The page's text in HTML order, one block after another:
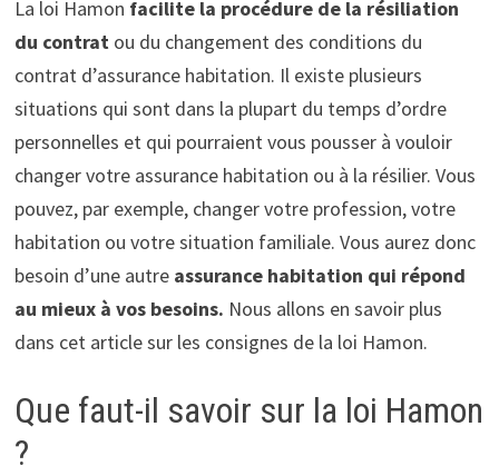
La loi Hamon facilite la procédure de la résiliation
du contratou du changement des conditions du
contrat d’assurance habitation. Il existe plusieurs
situations qui sont dans la plupart du temps d’ordre
personnelles et qui pourraient vous pousser à vouloir
changer votre assurance habitation ou à la résilier. Vous
pouvez, par exemple, changer votre profession, votre
habitation ou votre situation familiale. Vous aurez donc
besoin d’une autre assurance habitation qui répond
au mieux à vos besoins. Nous allons en savoir plus
dans cet article sur les consignes de la loi Hamon.
Que faut-il savoir sur la loi Hamon
?